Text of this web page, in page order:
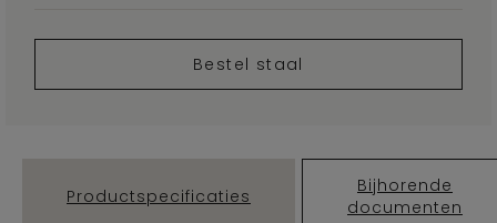
Bestel staal
Productspecificaties
Bijhorende
documenten